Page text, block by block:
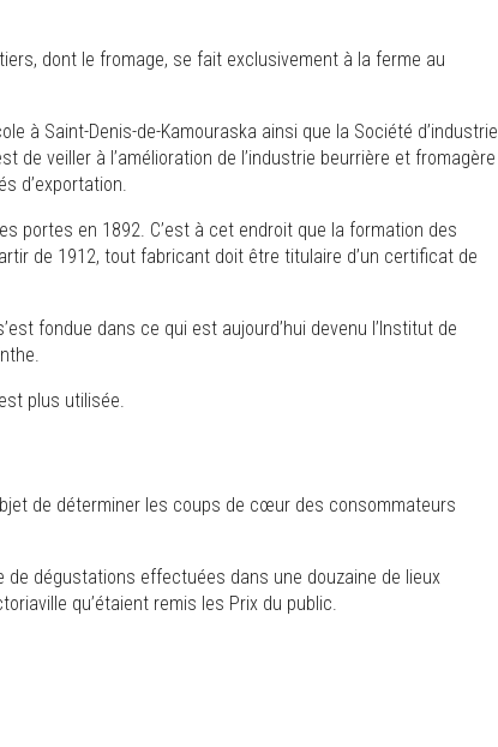
dont le fromage, se fait exclusivement à la ferme au
à Saint-Denis-de-Kamouraska ainsi que la Société d’industrie
de veiller à l’amélioration de l’industrie beurrière et fromagère
d’exportation.
portes en 1892. C’est à cet endroit que la formation des
de 1912, tout fabricant doit être titulaire d’un certificat de
fondue dans ce qui est aujourd’hui devenu l’Institut de
plus utilisée.
de déterminer les coups de cœur des consommateurs
dégustations effectuées dans une douzaine de lieux
qu’étaient remis les Prix du public.